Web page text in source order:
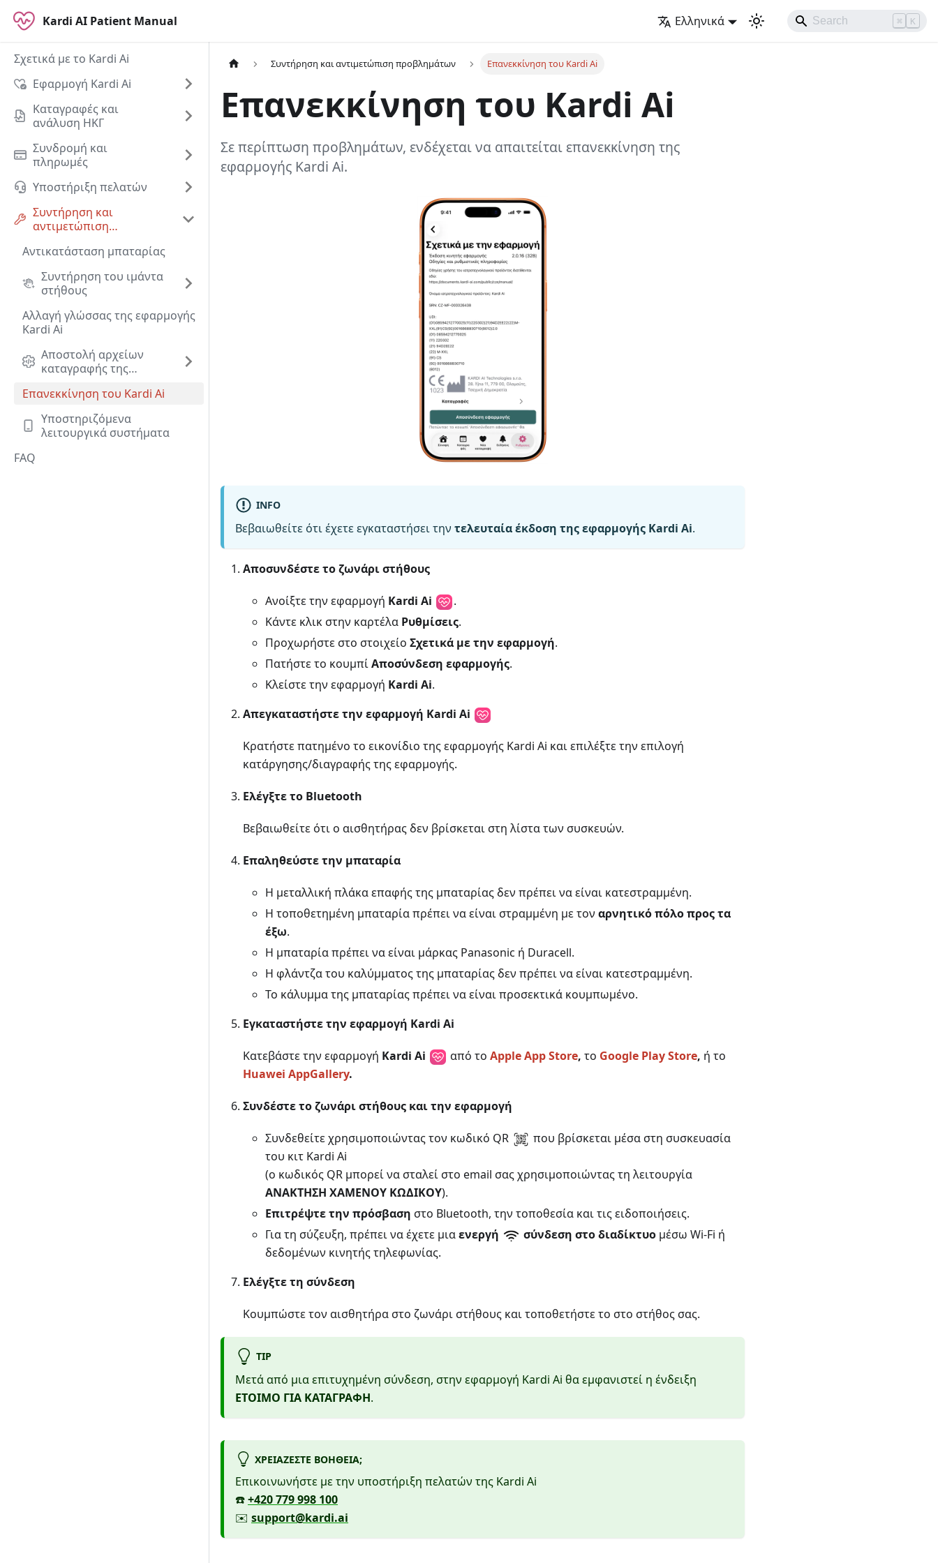
Kardi AI Patient Manual Ελληνικά ⌘ K
Σχετικά με το Kardi Ai
Εφαρμογή Kardi Ai
Καταγραφές και
ανάλυση ΗΚΓ
Συνδρομή και
πληρωμές
Υποστήριξη πελατών
Συντήρηση και
αντιμετώπιση
Αντικατάσταση μπαταρίας
Συντήρηση του ιμάντα
στήθους
Αλλαγή γλώσσας της εφαρμογής
Kardi Ai
Αποστολή αρχείων
καταγραφής της
Επανεκκίνηση του Kardi Ai
Υποστηριζόμενα
λειτουργικά συστήματα
FAQ
Συντήρηση και αντιμετώπιση προβλημάτων Επανεκκίνηση του Kardi Ai
Επανεκκίνηση του Kardi Ai
Σε περίπτωση προβλημάτων, ενδέχεται να απαιτείται επανεκκίνηση της
εφαρμογής Kardi Ai.
INFO
Βεβαιωθείτε ότι έχετε εγκαταστήσει την τελευταία έκδοση της εφαρμογής Kardi Ai.
Αποσυνδέστε το ζωνάρι στήθους
Ανοίξτε την εφαρμογή Kardi Ai
.
Κάντε κλικ στην καρτέλα Ρυθμίσεις.
Προχωρήστε στο στοιχείο Σχετικά με την εφαρμογή.
Πατήστε το κουμπίΑποσύνδεση εφαρμογής.
Κλείστε την εφαρμογή Kardi Ai.
Απεγκαταστήστε την εφαρμογή Kardi Ai
Κρατήστε πατημένο το εικονίδιο της εφαρμογής Kardi Ai και επιλέξτε την επιλογή
κατάργησης/διαγραφής της εφαρμογής.
Ελέγξτε το Bluetooth
Βεβαιωθείτε ότι ο αισθητήρας δεν βρίσκεται στη λίστα των συσκευών.
Επαληθεύστε την μπαταρία
Η μεταλλική πλάκα επαφής της μπαταρίας δεν πρέπει να είναι κατεστραμμένη.
Η τοποθετημένη μπαταρία πρέπει να είναι στραμμένη με τον αρνητικό πόλο προς τα
έξω.
Η μπαταρία πρέπει να είναι μάρκας Panasonic ή Duracell.
Η φλάντζα του καλύμματος της μπαταρίας δεν πρέπει να είναι κατεστραμμένη.
Το κάλυμμα της μπαταρίας πρέπει να είναι προσεκτικά κουμπωμένο.
Εγκαταστήστε την εφαρμογή Kardi Ai
Κατεβάστε την εφαρμογή Kardi Ai από τοApple App Store, το Google Play Store, ή το
Huawei AppGallery.
Συνδέστε το ζωνάρι στήθους και την εφαρμογή
Συνδεθείτε χρησιμοποιώντας τον κωδικό QR
που βρίσκεται μέσα στη συσκευασία
του κιτ Kardi Ai
(ο κωδικός QR μπορεί να σταλεί στο email σας χρησιμοποιώντας τη λειτουργία
ΑΝΑΚΤΗΣΗ ΧΑΜΕΝΟΥ ΚΩΔΙΚΟΥ).
Επιτρέψτε την πρόσβαση στο Bluetooth, την τοποθεσία και τις ειδοποιήσεις.
Για τη σύζευξη, πρέπει να έχετε μιαενεργή σύνδεση στο διαδίκτυο μέσω Wi-Fi ή
δεδομένων κινητής τηλεφωνίας.
Ελέγξτε τη σύνδεση
Κουμπώστε τον αισθητήρα στο ζωνάρι στήθους και τοποθετήστε το στο στήθος σας.
TIP
Μετά από μια επιτυχημένη σύνδεση, στην εφαρμογή Kardi Ai θα εμφανιστεί η ένδειξη
ΕΤΟΙΜΟ ΓΙΑ ΚΑΤΑΓΡΑΦΗ.
ΧΡΕΙΆΖΕΣΤΕ ΒΟΉΘΕΙΑ;
Επικοινωνήστε με την υποστήριξη πελατών της Kardi Ai
☎️+420 779 998 100
✉️ support@kardi.ai